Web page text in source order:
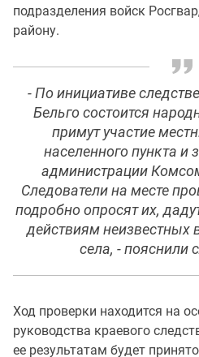
подразделения войск
району.
- По инициативе
Бельго состоится
примут участие
населенного пункта и
администрации
Следователи на месте
подробно опросят их,
действиям неизвестных
села, - пояснили
Ход проверки находится на
руководства краевого
ее результатам будет